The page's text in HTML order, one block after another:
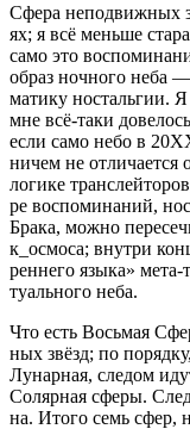
Сфе­ра непо­движ­ных
ях; я всё мень­ше
само это
образ ноч­но­го неба
ма­ти­ку носталь­гии.
мне всё-таки
если само небо в
ничем не отли­ча­ет­ся
логи­ке
ре вос­по­ми­на­ний,
Бра­ка, мож­но
к_осмоса; внут­ри
рен­не­го язы­ка»
ту­аль­но­го неба.
Что есть Вось­мая
ных звёзд; по
Лунар­ная, сле­дом
Соляр­ная сфе­ры.
на. Ито­го семь сфер,